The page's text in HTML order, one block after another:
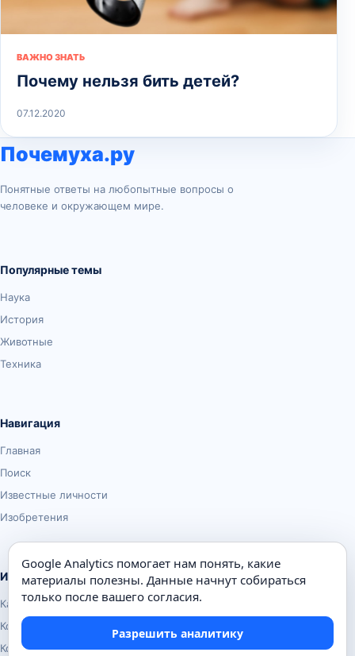
ВАЖНО ЗНАТЬ
Почему нельзя бить детей?
07.12.2020
Почемуха.ру
Понятные ответы на любопытные вопросы о
человеке и окружающем мире.
Популярные темы
Наука
История
Животные
Техника
Навигация
Главная
Поиск
Известные личности
Изобретения
Информация
Карта сайта
Контакты
Конфиденциальность
Google Analytics помогает нам понять, какие
материалы полезны. Данные начнут собираться
только после вашего согласия.
Разрешить аналитику